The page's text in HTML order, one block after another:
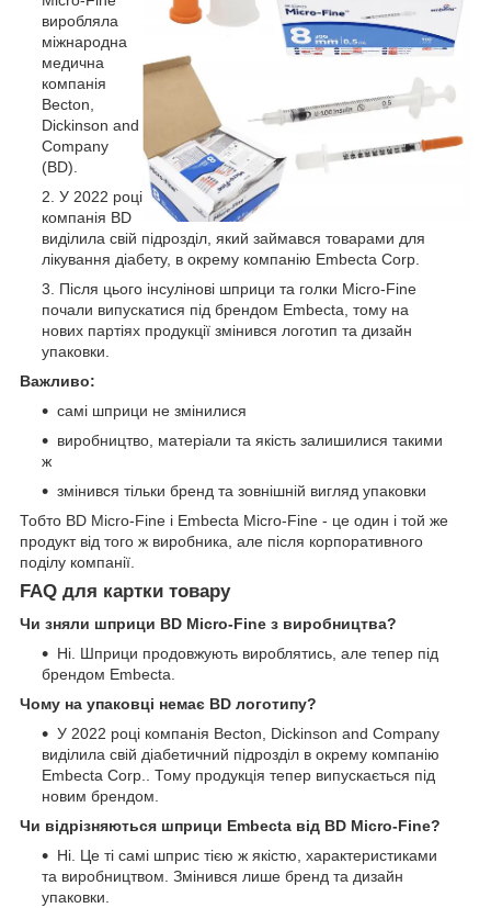
виробляла
міжнародна
медична
компанія
Becton,
Dickinson and
Company
(BD).
У 2022 році
компанія BD
виділила свій підрозділ, який займався товарами для
лікування діабету, в окрему компанію Embecta Corp.
Після цього інсулінові шприци та голки Micro-Fine
почали випускатися під брендом Embecta, тому на
нових партіях продукції змінився логотип та дизайн
упаковки.
Важливо:
самі шприци не змінилися
виробництво, матеріали та якість залишилися такими
ж
змінився тільки бренд та зовнішній вигляд упаковки
Тобто BD Micro-Fine і Embecta Micro-Fine - це один і той же
продукт від того ж виробника, але після корпоративного
поділу компанії.
FAQ для картки товару
Чи зняли шприци BD Micro-Fine з виробництва?
Ні. Шприци продовжують вироблятись, але тепер під
брендом Embecta.
Чому на упаковці немає BD логотипу?
У 2022 році компанія Becton, Dickinson and Company
виділила свій діабетичний підрозділ в окрему компанію
Embecta Corp.. Тому продукція тепер випускається під
новим брендом.
Чи відрізняються шприци Embecta від BD Micro-Fine?
Ні. Це ті самі шприс тією ж якістю, характеристиками
та виробництвом. Змінився лише бренд та дизайн
упаковки.